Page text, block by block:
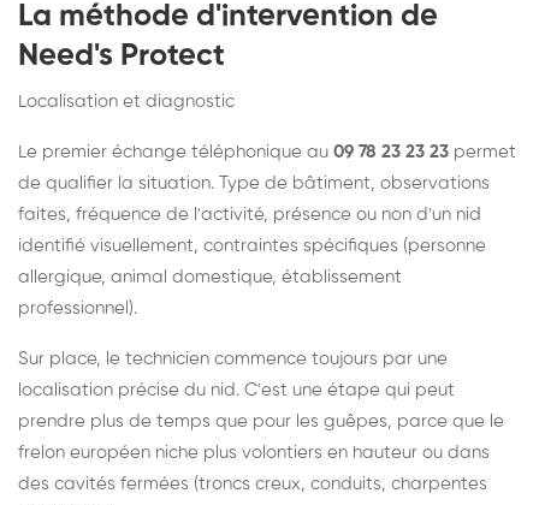
La méthode d'intervention de
Need's Protect
Localisation et diagnostic
Le premier échange téléphonique au 09 78 23 23 23 permet
de qualifier la situation. Type de bâtiment, observations
faites, fréquence de l'activité, présence ou non d'un nid
identifié visuellement, contraintes spécifiques (personne
allergique, animal domestique, établissement
professionnel).
Sur place, le technicien commence toujours par une
localisation précise du nid. C'est une étape qui peut
prendre plus de temps que pour les guêpes, parce que le
frelon européen niche plus volontiers en hauteur ou dans
des cavités fermées (troncs creux, conduits, charpentes